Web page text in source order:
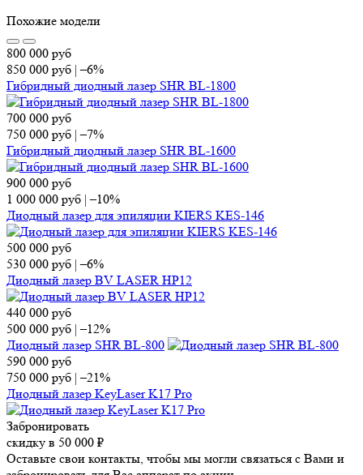
Похожие модели
800 000 руб
850 000 руб |–6%
Гибридный диодный лазер SHR BL-1800
700 000 руб
750 000 руб |–7%
Гибридный диодный лазер SHR BL-1600
900 000 руб
1 000 000 руб |–10%
Диодный лазер для эпиляции KIERS KES-146
500 000 руб
530 000 руб |–6%
Диодный лазер BV LASER HP12
440 000 руб
500 000 руб |–12%
Диодный лазер SHR BL-800
590 000 руб
750 000 руб |–21%
Диодный лазер KeyLaser K17 Pro
Забронировать
скидку в 50 000 ₽
Оставьте свои контакты, чтобы мы могли связаться с Вами и